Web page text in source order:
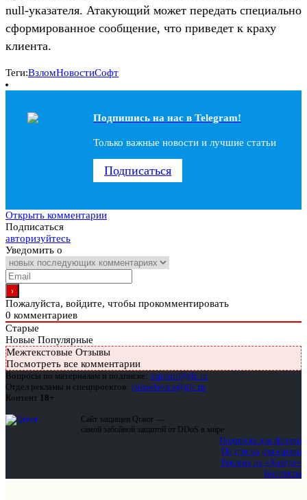
null-указателя. Атакующий может передать специально
сформированное сообщение, что приведет к краху
клиента.
Теги:ВзломНовостиСофт
Подпишись на наc в Telegram!
Только важные новости и лучшие статьи
Подписаться
Открыть комментарии
Подписаться
авторизуйтесь
Уведомить о
Пожалуйста, войдите, чтобы прокомментировать
0 комментариев
Старые
Новые Популярные
Межтекстовые Отзывы
Посмотреть все комментарии
Вопросы по материалам и подписке: support@glc.ru
Отдел рекламы и спецпроектов: yakovleva.a@glc.ru
Контент 18+
Сайт защищен Qrator —
самой забойной защитой от DDoS в мире
Подписка для физлиц
Подписка для юрлиц
Реклама на «Хакере»
Контакты